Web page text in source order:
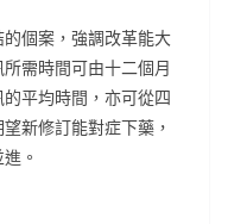
個案，強調改革能大
需時間可由十二個月
平均時間，亦可從四
新修訂能對症下藥，
。